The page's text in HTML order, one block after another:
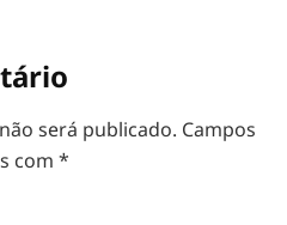
será publicado. Campos
com *